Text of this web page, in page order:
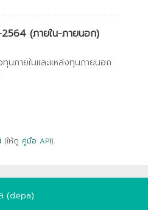
(ภายใน-ภายนอก)
นภายในและแหล่งทุนภายนอก
(ให้ดู คู่มือ API).
(depa)